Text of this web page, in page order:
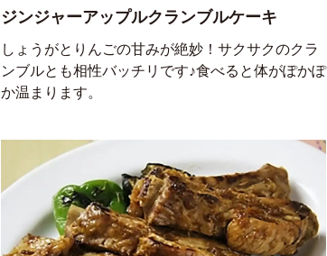
ジンジャーアップルクランブルケーキ
しょうがとりんごの甘みが絶妙！サクサクのクラ
ンブルとも相性バッチリです♪食べると体がぽかぽ
か温まります。